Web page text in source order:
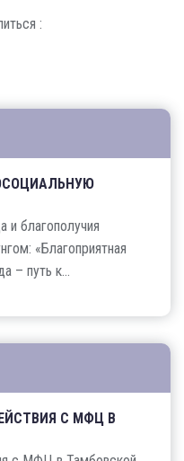
:
и благополучия
«Благоприятная
– путь к...
С МФЦ В